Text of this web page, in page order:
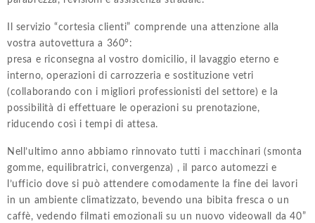
Il servizio “cortesia clienti” comprende una attenzione alla
vostra autovettura a 360°:
presa e riconsegna al vostro domicilio, il lavaggio eterno e
interno, operazioni di carrozzeria e sostituzione vetri
(collaborando con i migliori professionisti del settore) e la
possibilità di effettuare le operazioni su prenotazione,
riducendo così i tempi di attesa.
Nell’ultimo anno abbiamo rinnovato tutti i macchinari (smonta
gomme, equilibratrici, convergenza) , il parco automezzi e
l’ufficio dove si può attendere comodamente la fine dei lavori
in un ambiente climatizzato, bevendo una bibita fresca o un
caffè, vedendo filmati emozionali su un nuovo videowall da 40”